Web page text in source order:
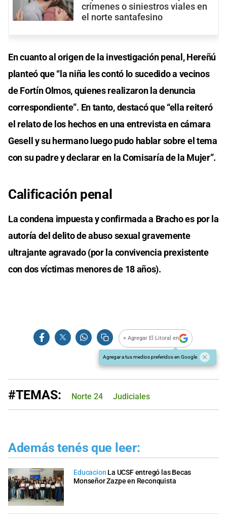
crímenes o siniestros viales en
el norte santafesino
En cuanto al origen de la investigación penal, Hereñú
planteó que “la niña les contó lo sucedido a vecinos
de Fortín Olmos, quienes realizaron la denuncia
correspondiente”. En tanto, destacó que “ella reiteró
el relato de los hechos en una entrevista en cámara
Gesell y su hermano luego pudo hablar sobre el tema
con su padre y declarar en la Comisaría de la Mujer”.
Calificación penal
La condena impuesta y confirmada a Bracho es por la
autoría del delito de abuso sexual gravemente
ultrajante agravado (por la convivencia prexistente
con dos víctimas menores de 18 años).
+ Agregar El Litoral en
Agregar a tus medios preferidos en Google
#TEMAS: Norte 24 Judiciales
Además tenés que leer:
Educacion La UCSF entregó las Becas
Monseñor Zazpe en Reconquista